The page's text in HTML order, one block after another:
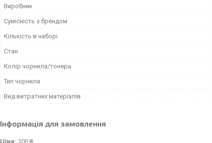
Виробник
Сумісність з брендом
Кількість в наборі
Стан
Колір чорнила/тонера
Тип чорнила
Вид витратних матеріалів
Інформація для замовлення
Ціна: 100 ₴